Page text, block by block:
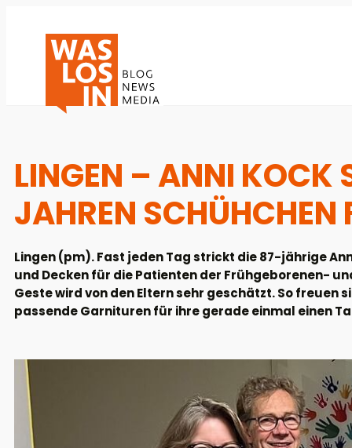
LINGEN – ANNI KOCK
JAHREN SCHÜHCHEN
Lingen (pm). Fast jeden Tag strickt die 87-jährige
und Decken für die Patienten der Frühgeborenen-
Geste wird von den Eltern sehr geschätzt. So freuen
passende Garnituren für ihre gerade einmal einen